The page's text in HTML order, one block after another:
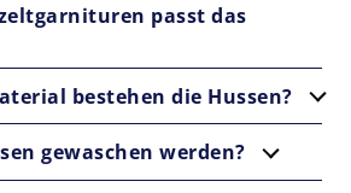
passt das
bestehen die Hussen?
gewaschen werden?